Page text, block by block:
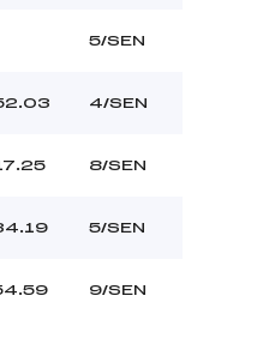
5/SEN
4/SEN
8/SEN
5/SEN
9/SEN